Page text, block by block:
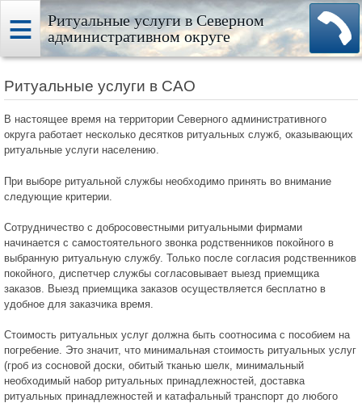
Ритуальные услуги в Северном
административном округе
Ритуальные услуги в САО
В настоящее время на территории Северного административного
округа работает несколько десятков ритуальных служб, оказывающих
ритуальные услуги населению.
При выборе ритуальной службы необходимо принять во внимание
следующие критерии.
Сотрудничество с добросовестными ритуальными фирмами
начинается с самостоятельного звонка родственников покойного в
выбранную ритуальную службу. Только после согласия родственников
покойного, диспетчер службы согласовывает выезд приемщика
заказов. Выезд приемщика заказов осуществляется бесплатно в
удобное для заказчика время.
Стоимость ритуальных услуг должна быть соотносима с пособием на
погребение. Это значит, что минимальная стоимость ритуальных услуг
(гроб из сосновой доски, обитый тканью шелк, минимальный
необходимый набор ритуальных принадлежностей, доставка
ритуальных принадлежностей и катафальный транспорт до любого